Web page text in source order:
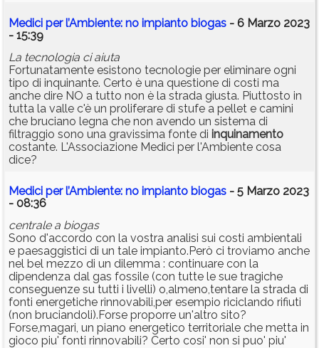
Medici per l’Ambiente: no impianto biogas - 6 Marzo 2023
- 15:39
La tecnologia ci aiuta
Fortunatamente esistono tecnologie per eliminare ogni
tipo di inquinante. Certo è una questione di costi ma
anche dire NO a tutto non è la strada giusta. Piuttosto in
tutta la valle c'è un proliferare di stufe a pellet e camini
che bruciano legna che non avendo un sistema di
filtraggio sono una gravissima fonte di inquinamento
costante. L'Associazione Medici per l'Ambiente cosa
dice?
Medici per l’Ambiente: no impianto biogas - 5 Marzo 2023
- 08:36
centrale a biogas
Sono d'accordo con la vostra analisi sui costi ambientali
e paesaggistici di un tale impianto.Però ci troviamo anche
nel bel mezzo di un dilemma : continuare con la
dipendenza dal gas fossile (con tutte le sue tragiche
conseguenze su tutti i livelli) o,almeno,tentare la strada di
fonti energetiche rinnovabili,per esempio riciclando rifiuti
(non bruciandoli).Forse proporre un'altro sito?
Forse,magari, un piano energetico territoriale che metta in
gioco piu' fonti rinnovabili? Certo cosi' non si puo' piu'